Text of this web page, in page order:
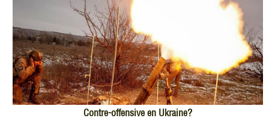
Contre-offensive en Ukraine?